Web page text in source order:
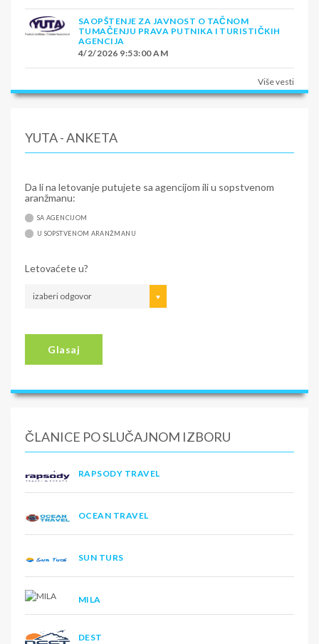
SAOPŠTENJE ZA JAVNOST O TAČNOM
TUMAČENJU PRAVA PUTNIKA I TURISTIČKIH
AGENCIJA
4/2/2026 9:53:00 AM
Više vesti
YUTA - ANKETA
Da li na letovanje putujete sa agencijom ili u sopstvenom
aranžmanu:
SA AGENCIJOM
U SOPSTVENOM ARANŽMANU
Letovaćete u?
izaberi odgovor
Glasaj
ČLANICE PO SLUČAJNOM IZBORU
RAPSODY TRAVEL
OCEAN TRAVEL
SUN TURS
MILA
DEST